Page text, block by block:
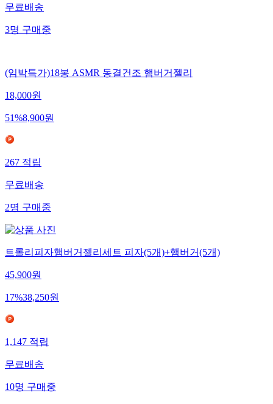
무료배송
3명구매중
(임박특가)18봉 ASMR 동결건조 햄버거젤리
18,000원
51%8,900원
267적립
무료배송
2명구매중
트롤리피자햄버거젤리세트 피자(5개)+햄버거(5개)
45,900원
17%38,250원
1,147적립
무료배송
10명구매중